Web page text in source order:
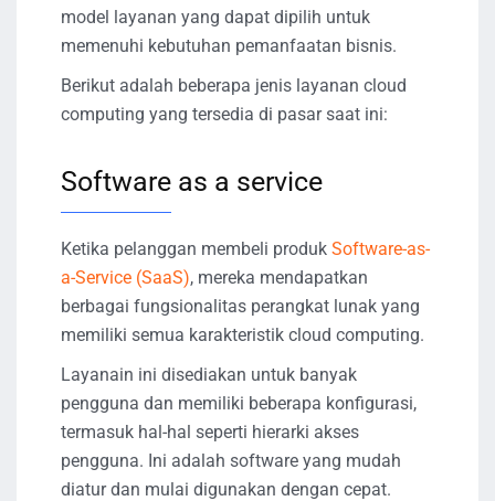
model layanan yang dapat dipilih untuk
memenuhi kebutuhan pemanfaatan bisnis.
Berikut adalah beberapa jenis layanan cloud
computing yang tersedia di pasar saat ini:
Software as a service
Ketika pelanggan membeli produk Software-as-
a-Service (SaaS), mereka mendapatkan
berbagai fungsionalitas perangkat lunak yang
memiliki semua karakteristik cloud computing.
Layanain ini disediakan untuk banyak
pengguna dan memiliki beberapa konfigurasi,
termasuk hal-hal seperti hierarki akses
pengguna. Ini adalah software yang mudah
diatur dan mulai digunakan dengan cepat.